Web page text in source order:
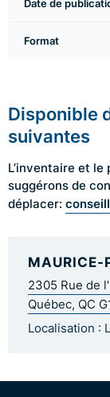
Date de
Format
Disponible
suivantes
L’inventaire et
suggérons de
déplacer:
MAURICE-
2305 Rue de
Québec, QC
Localisation :